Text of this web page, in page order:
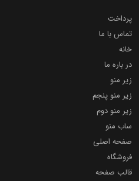
پرداخت
تماس با ما
خانه
در باره ما
زیر منو
زیر منو پنجم
زیر منو دوم
ساب منو
صفحه اصلی
فروشگاه
قالب صفحه